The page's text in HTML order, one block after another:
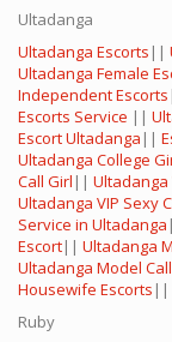
Ultadanga
Ultadanga Escorts ||
Ultadanga Female
Independent Escorts
Escorts Service ||
Escort Ultadanga ||
Ultadanga College
Call Girl || Ultadanga
Ultadanga VIP Sexy
Service in Ultadanga
Escort|| Ultadanga
Ultadanga Model
Housewife Escorts ||
Ruby